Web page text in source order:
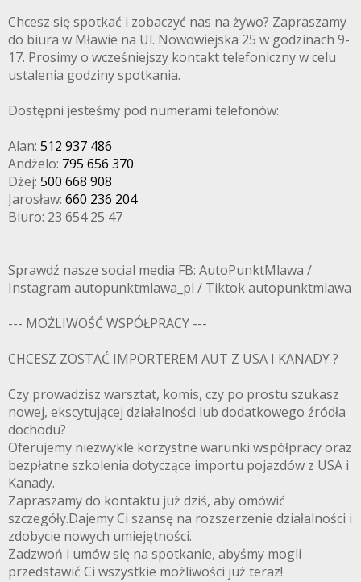
Chcesz się spotkać i zobaczyć nas na żywo? Zapraszamy
do biura w Mławie na Ul. Nowowiejska 25 w godzinach 9-
17. Prosimy o wcześniejszy kontakt telefoniczny w celu
ustalenia godziny spotkania.
Dostępni jesteśmy pod numerami telefonów:
Alan: 512 937 486
Andżelo: 795 656 370
Dżej: 500 668 908
Jarosław: 660 236 204
Biuro: 23 654 25 47
Sprawdź nasze social media FB: AutoPunktMlawa /
Instagram autopunktmlawa_pl / Tiktok autopunktmlawa
--- MOŻLIWOŚĆ WSPÓŁPRACY ---
CHCESZ ZOSTAĆ IMPORTEREM AUT Z USA I KANADY ?
Czy prowadzisz warsztat, komis, czy po prostu szukasz
nowej, ekscytującej działalności lub dodatkowego źródła
dochodu?
Oferujemy niezwykle korzystne warunki współpracy oraz
bezpłatne szkolenia dotyczące importu pojazdów z USA i
Kanady.
Zapraszamy do kontaktu już dziś, aby omówić
szczegóły.Dajemy Ci szansę na rozszerzenie działalności i
zdobycie nowych umiejętności.
Zadzwoń i umów się na spotkanie, abyśmy mogli
przedstawić Ci wszystkie możliwości już teraz!